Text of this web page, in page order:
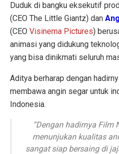
Duduk di bangku eksekutif
(CEO The Little Giantz) dan
(CEO Visinema Pictures)
animasi yang didukung
yang bisa dinikmati seluruh
Aditya berharap dengan
membawa angin segar untuk
Indonesia.
“Dengan hadirnya Film
menunjukan kualitas
sangat siap bersaing di